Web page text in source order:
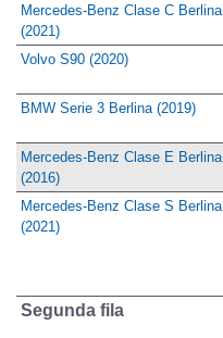
Mercedes-Benz Clase C Berlina
(2021)
Volvo S90 (2020)
BMW Serie 3 Berlina (2019)
Mercedes-Benz Clase E Berlina
(2016)
Mercedes-Benz Clase S Berlina
(2021)
Segunda fila